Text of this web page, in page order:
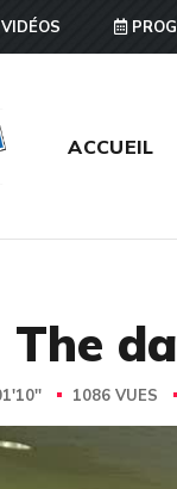
ACCUEIL
1086 VUES